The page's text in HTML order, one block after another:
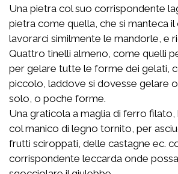
Una pietra col suo corrispondente
pietra come quella, che si manteca
lavorarci similmente le mandorle, e
Quattro tinelli almeno, come quelli
per gelare tutte le forme dei gelati,
piccolo, laddove si dovesse gelare
solo, o poche forme.
Una graticola a maglia di ferro filato,
col manico di legno tornito, per
frutti sciroppati, delle castagne ec.
corrispondente leccarda onde